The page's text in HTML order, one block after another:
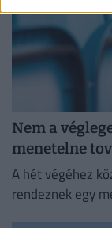
Nem a
menetelne
A hét végéhez
rendeznek egy